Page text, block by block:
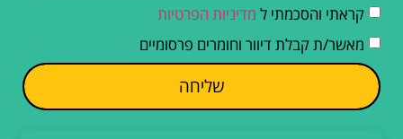
קראתי והסכמתי ל מדיניות הפרטיות
מאשר/ת קבלת דיוור וחומרים פרסומיים
שליחה